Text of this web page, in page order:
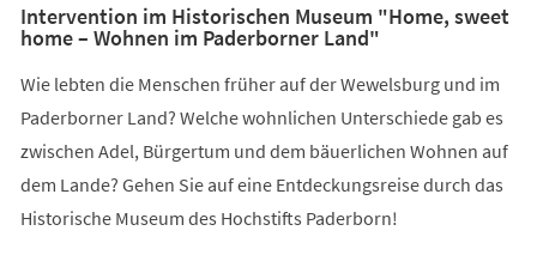
Intervention im Historischen Museum "Home, sweet
home – Wohnen im Paderborner Land"
Wie lebten die Menschen früher auf der Wewelsburg und im
Paderborner Land? Welche wohnlichen Unterschiede gab es
zwischen Adel, Bürgertum und dem bäuerlichen Wohnen auf
dem Lande? Gehen Sie auf eine Entdeckungsreise durch das
Historische Museum des Hochstifts Paderborn!